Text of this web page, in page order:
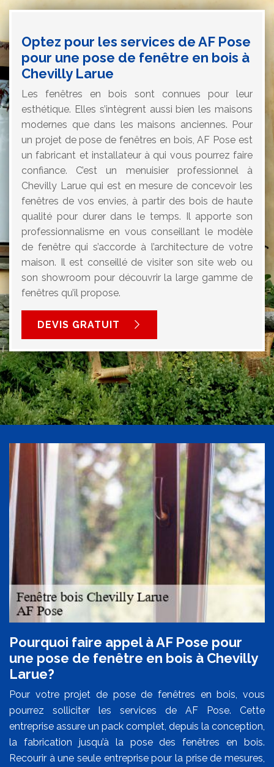
Optez pour les services de AF Pose
pour une pose de fenêtre en bois à
Chevilly Larue
Les fenêtres en bois sont connues pour leur
esthétique. Elles s’intègrent aussi bien les maisons
modernes que dans les maisons anciennes. Pour
un projet de pose de fenêtres en bois, AF Pose est
un fabricant et installateur à qui vous pourrez faire
confiance. C’est un menuisier professionnel à
Chevilly Larue qui est en mesure de concevoir les
fenêtres de vos envies, à partir des bois de haute
qualité pour durer dans le temps. Il apporte son
professionnalisme en vous conseillant le modèle
de fenêtre qui s’accorde à l’architecture de votre
maison. Il est conseillé de visiter son site web ou
son showroom pour découvrir la large gamme de
fenêtres qu’il propose.
DEVIS GRATUIT
Pourquoi faire appel à AF Pose pour
une pose de fenêtre en bois à Chevilly
Larue?
Pour votre projet de pose de fenêtres en bois, vous
pourrez solliciter les services de AF Pose. Cette
entreprise assure un pack complet, depuis la conception,
la fabrication jusqu’à la pose des fenêtres en bois.
Recourir à une seule entreprise pour la prise de mesures,